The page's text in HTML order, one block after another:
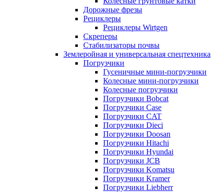
Дорожные фрезы
Рециклеры
Рециклеры Wirtgen
Скреперы
Стабилизаторы почвы
Землеройная и универсальная спецтехника
Погрузчики
Гусеничные мини-погрузчики
Колесные мини-погрузчики
Колесные погрузчики
Погрузчики Bobcat
Погрузчики Case
Погрузчики CAT
Погрузчики Dieci
Погрузчики Doosan
Погрузчики Hitachi
Погрузчики Hyundai
Погрузчики JCB
Погрузчики Komatsu
Погрузчики Kramer
Погрузчики Liebherr